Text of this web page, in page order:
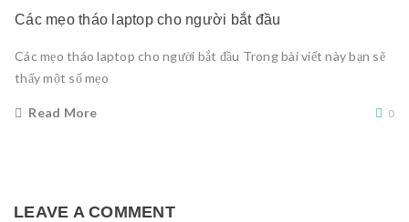
Các mẹo tháo laptop cho người bắt đầu
Các mẹo tháo laptop cho người bắt đầu Trong bài viết này bạn sẽ
thấy một số mẹo
Read More 0
LEAVE A COMMENT